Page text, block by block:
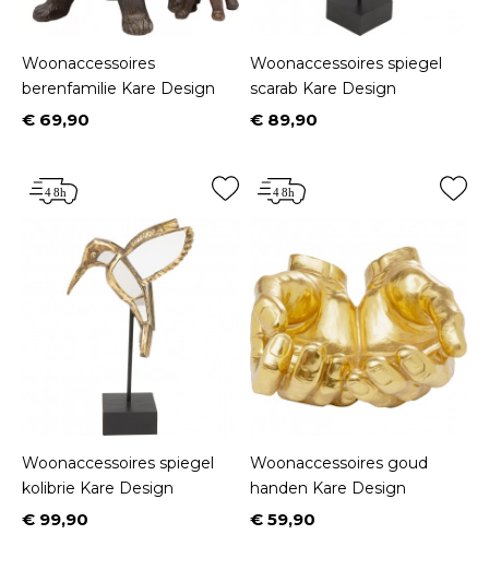
Woonaccessoires
berenfamilie Kare Design
Prijs
€ 69,90
Woonaccessoires spiegel
scarab Kare Design
Prijs
€ 89,90
Woonaccessoires spiegel
kolibrie Kare Design
Prijs
€ 99,90
Woonaccessoires goud
handen Kare Design
Prijs
€ 59,90